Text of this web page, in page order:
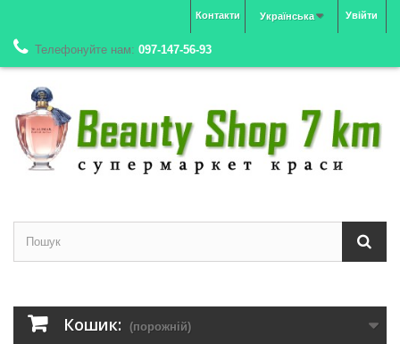
Увійти
Українська
Контакти
Телефонуйте нам: 097-147-56-93
Кошик: (порожній)